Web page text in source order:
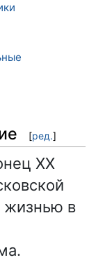
[ред.]
XX
жизнью в